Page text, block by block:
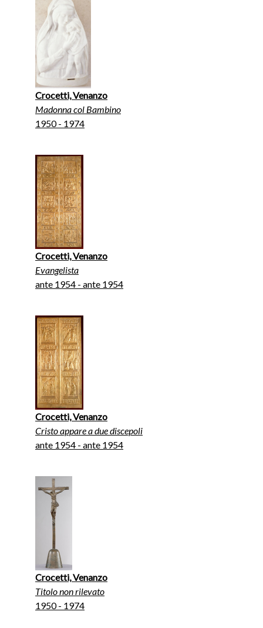
Crocetti, Venanzo
Madonna col Bambino
1950 - 1974
Crocetti, Venanzo
Evangelista
ante 1954 - ante 1954
Crocetti, Venanzo
Cristo appare a due discepoli
ante 1954 - ante 1954
Crocetti, Venanzo
Titolo non rilevato
1950 - 1974